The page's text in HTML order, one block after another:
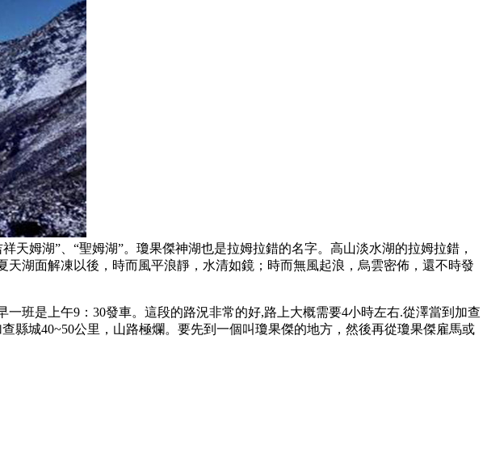
天姆湖”、“聖姆湖”。瓊果傑神湖也是拉姆拉錯的名字。高山淡水湖的拉姆拉錯，
湖面解凍以後，時而風平浪靜，水清如鏡；時而無風起浪，烏雲密佈，還不時發
班是上午9：30發車。這段的路況非常的好,路上大概需要4小時左右.從澤當到加查
縣城40~50公里，山路極爛。要先到一個叫瓊果傑的地方，然後再從瓊果傑雇馬或